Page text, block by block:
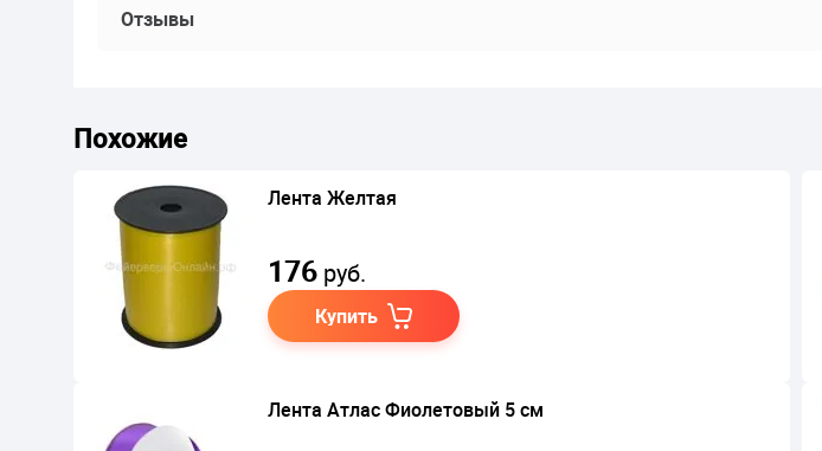
Отзывы
Похожие
Лента Желтая
176 руб.
Купить
Лента Атлас Фиолетовый 5 см